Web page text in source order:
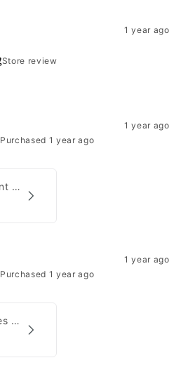
1 year ago
Store review
1 year ago
Purchased 1 year ago
Pendentif Yves Saint Laurent
1 year ago
Purchased 1 year ago
Bracelet de violettes Augustine